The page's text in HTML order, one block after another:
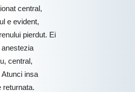
central,
e evident,
pierdut. Ei
central,
insa
returnata.